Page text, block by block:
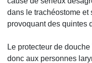
dans le trachéostome et
provoquant des quintes
Le protecteur de
donc aux personnes